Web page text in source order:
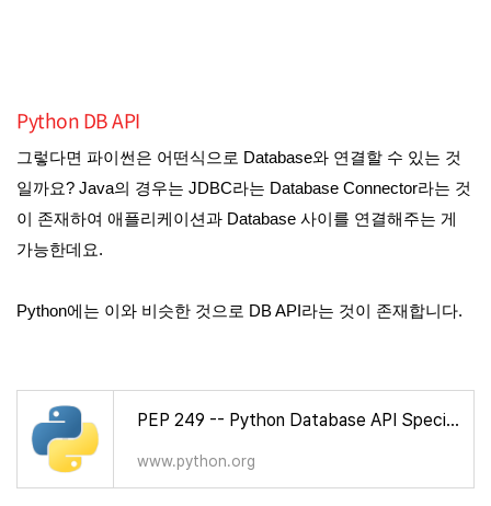
Python DB API
그렇다면 파이썬은 어떤식으로 Database와 연결할 수 있는 것
일까요? Java의 경우는 JDBC라는 Database Connector라는 것
이 존재하여 애플리케이션과 Database 사이를 연결해주는 게
가능한데요.
Python에는 이와 비슷한 것으로 DB API라는 것이 존재합니다.
PEP 249 -- Python Database API Specification v2.0
www.python.org